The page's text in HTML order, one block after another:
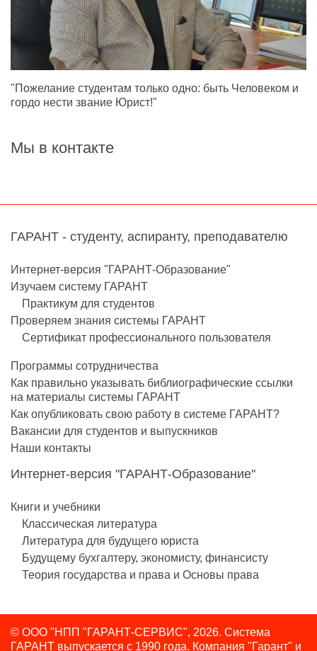
"Пожелание студентам только одно: быть Человеком и
гордо нести звание Юрист!"
Мы в контакте
ГАРАНТ - студенту, аспиранту, преподавателю
Интернет-версия "ГАРАНТ-Образование"
Изучаем систему ГАРАНТ
Практикум для студентов
Проверяем знания системы ГАРАНТ
Сертификат профессионального пользователя
Программы сотрудничества
Как правильно указывать библиографические ссылки
на материалы системы ГАРАНТ
Как опубликовать свою работу в системе ГАРАНТ?
Вакансии для студентов и выпускников
Наши контакты
Интернет-версия "ГАРАНТ-Образование"
Книги и учебники
Классическая литература
Литература для будущего юриста
Будущему бухгалтеру, экономисту, финансисту
Теория государства и права и Основы права
© ООО "НПП "ГАРАНТ-СЕРВИС", 2026. Система
ГАРАНТ выпускается с 1990 года. Компания "Гарант" и